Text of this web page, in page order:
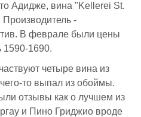
Адидже, вина "Kellerei St.
-
В феврале были цены
1590-1690.
четыре вина из
то выпал из обоймы.
отзывы как о лучшем из
и Пино Гриджио вроде